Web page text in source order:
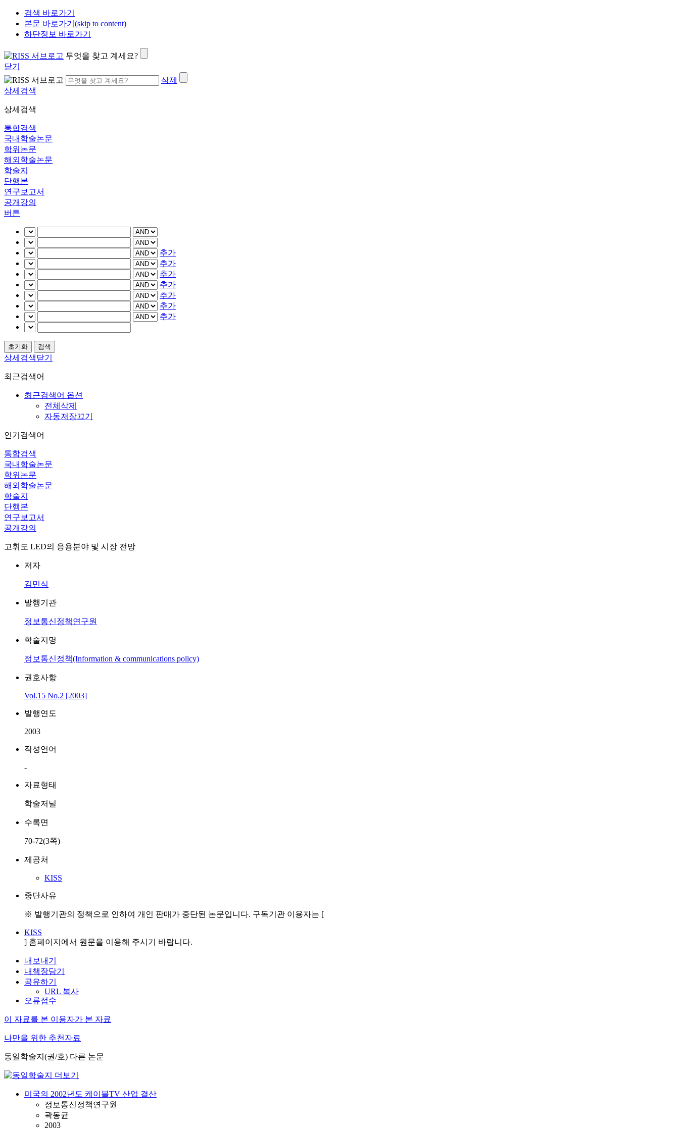
검색 바로가기
본문 바로가기(skip to content)
하단정보 바로가기
무엇을 찾고 계세요?
닫기
삭제
상세검색
상세검색
통합검색
국내학술논문
학위논문
해외학술논문
학술지
단행본
연구보고서
공개강의
버튼
추가
추가
추가
추가
추가
추가
추가
상세검색닫기
최근검색어
최근검색어 옵션
전체삭제
자동저장끄기
인기검색어
통합검색
국내학술논문
학위논문
해외학술논문
학술지
단행본
연구보고서
공개강의
고휘도 LED의 응용분야 및 시장 전망
저자
김민식
발행기관
정보통신정책연구원
학술지명
정보통신정책(Information & communications policy)
권호사항
Vol.15 No.2 [2003]
발행연도
2003
작성언어
-
자료형태
학술저널
수록면
70-72(3쪽)
제공처
KISS
중단사유
※ 발행기관의 정책으로 인하여 개인 판매가 중단된 논문입니다. 구독기관 이용자는 [
KISS
] 홈페이지에서 원문을 이용해 주시기 바랍니다.
내보내기
내책장담기
공유하기
URL 복사
오류접수
이 자료를 본 이용자가 본 자료
나만을 위한 추천자료
동일학술지(권/호) 다른 논문
미국의 2002년도 케이블TV 산업 결산
정보통신정책연구원
곽동균
2003